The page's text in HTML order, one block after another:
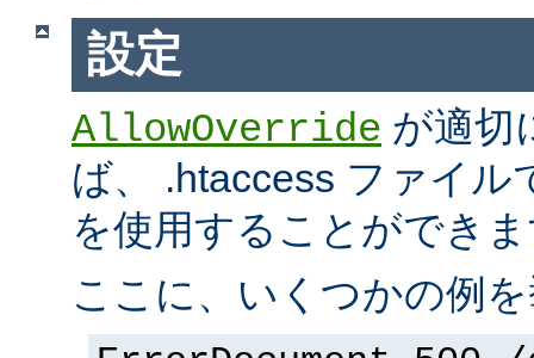
設定
AllowOverride が適切
ば、 .htaccess ファイル
を使用することができ
ここに、いくつかの例